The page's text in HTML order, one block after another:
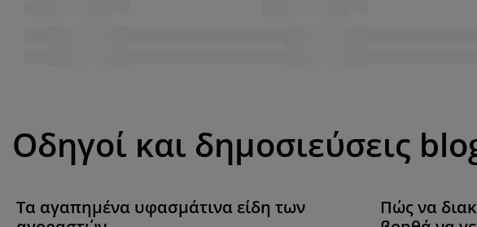
Οδηγοί και δημοσιεύσεις
Τα αγαπημένα υφασμάτινα είδη των
Πώς να